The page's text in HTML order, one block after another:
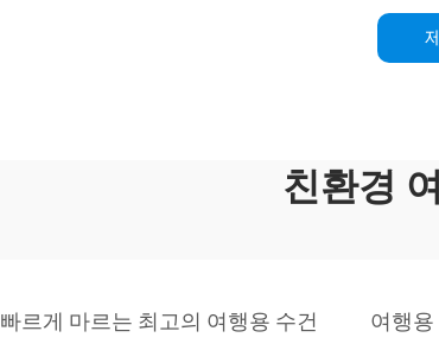
친환경
빠르게 마르는 최고의 여행용 수건 여행